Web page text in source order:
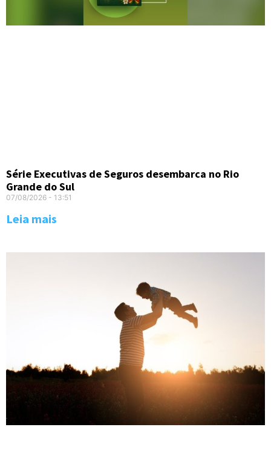
Série Executivas de Seguros desembarca no Rio
Grande do Sul
07/08/2026 13:51
Leia mais